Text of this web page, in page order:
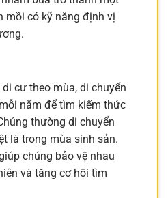
mồi có kỹ năng định vị
cư theo mùa, di chuyển
năm để tìm kiếm thức
thường di chuyển
là trong mùa sinh sản.
chúng bảo vệ nhau
và tăng cơ hội tìm